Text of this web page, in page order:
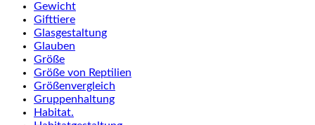
Gewicht
Gifttiere
Glasgestaltung
Glauben
Größe
Größe von Reptilien
Größenvergleich
Gruppenhaltung
Habitat.